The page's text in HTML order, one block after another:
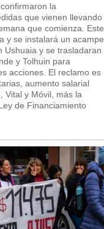
la
que vienen llevando
que comienza. Este
y se instalará un acampe.
Ushuaia y se trasladaran
y Tolhuin para
acciones. El reclamo es
aumento salarial
Vital y Móvil, más la
de Financiamiento